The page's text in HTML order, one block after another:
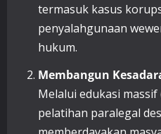
termasuk kasus
penyalahgunaan
hukum.
Membangun
Melalui edukasi
pelatihan paralegal